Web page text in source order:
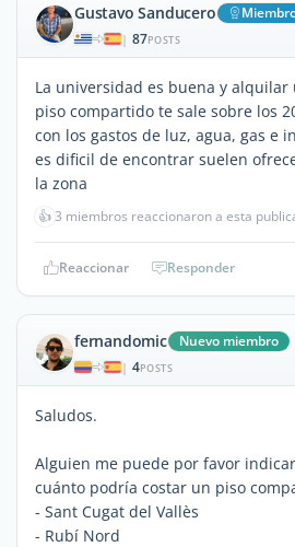
Gustavo Sanducero
| 87POSTS
La universidad es buena y
piso compartido te sale sobre los
con los gastos de luz, agua, gas e
es dificil de encontrar suelen
la zona
👍3 miembros reaccionaron a esta
Reaccionar Responder
fernandomic Nuevo miembro
| 4POSTS
Saludos.
Alguien me puede por favor
cuánto podría costar un piso
- Sant Cugat del Vallès
- Rubí Nord